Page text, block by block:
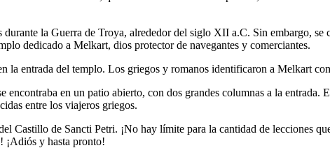
la Guerra de Troya, alrededor del siglo XII a.C. Sin embargo,
dedicado a Melkart, dios protector de navegantes y comerciantes.
la entrada del templo. Los griegos y romanos identificaron a Melkart
en un patio abierto, con dos grandes columnas a la entrada.
entre los viajeros griegos.
Castillo de Sancti Petri. ¡No hay límite para la cantidad de lecciones
¡Adiós y hasta pronto!